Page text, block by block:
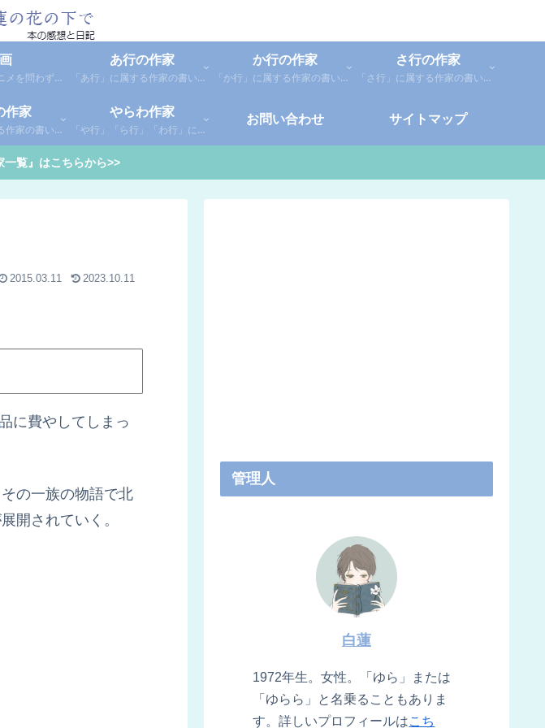
海外、日本、アニメを問わず映画の感想（レビュー）を綴っています。
あ行の作家
「あ行」に属する作家の書いた本の感想です。「あ」「い」「う」「え」「お」に分類しているので、お好きな作家の作品を探してみてください。
か行の作家
「か行」に属する作家の書いた本の感想です。さらに「か」「き」「く」「け」「こ」に分類していあります。お好きな作家の作品を探してみてください。
さ行の作家
「さ行」に属する作家の書いた本の感想です。さらに「さ」「し」「す」「せ」「そ」に分類していあります。お好きな作家の作品を探してみてください。
作家
「ま行」に属する作家の書いた本の感想です。さらに「ま」「み」「む」「め」「も」に分類していあります。お好きな作家の作品を探してみてください。
やらわ作家
「や行」「ら行」「わ行」に属する作家の書いた本の感想です。さらに「や」「ゆ」「よ」「り」「れ」「わ」に分類していあります。お好きな作家の作品を探してみてください。
お問い合わせ サイトマップ
覧』はこちらから>>
2015.03.11 2023.10.11
に費やしてしまっ
の一族の物語で北
開されていく。
管理人
白蓮
1972年生。女性。「ゆら」または
「ゆらら」と名乗ることもありま
す。詳しいプロフィールはこち